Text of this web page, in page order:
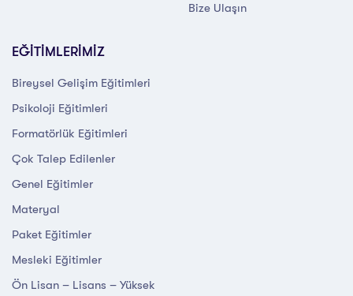
Bize Ulaşın
EĞİTİMLERİMİZ
Bireysel Gelişim Eğitimleri
Psikoloji Eğitimleri
Formatörlük Eğitimleri
Çok Talep Edilenler
Genel Eğitimler
Materyal
Paket Eğitimler
Mesleki Eğitimler
Ön Lisan – Lisans – Yüksek